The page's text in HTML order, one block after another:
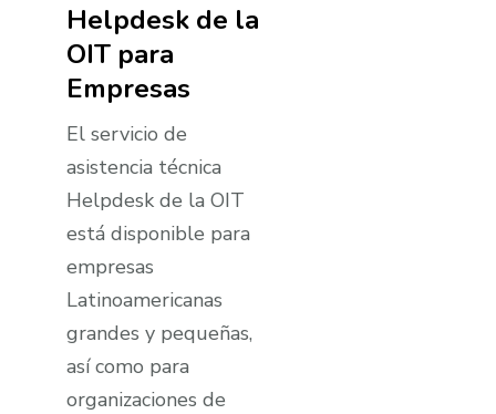
Helpdesk de la
OIT para
Empresas
El servicio de
asistencia técnica
Helpdesk de la OIT
está disponible para
empresas
Latinoamericanas
grandes y pequeñas,
así­ como para
organizaciones de